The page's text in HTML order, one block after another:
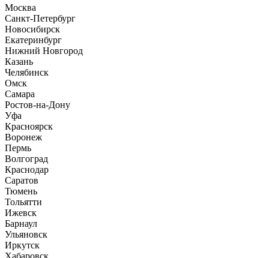
Москва
Санкт-Петербург
Новосибирск
Екатеринбург
Нижний Новгород
Казань
Челябинск
Омск
Самара
Ростов-на-Дону
Уфа
Красноярск
Воронеж
Пермь
Волгоград
Краснодар
Саратов
Тюмень
Тольятти
Ижевск
Барнаул
Ульяновск
Иркутск